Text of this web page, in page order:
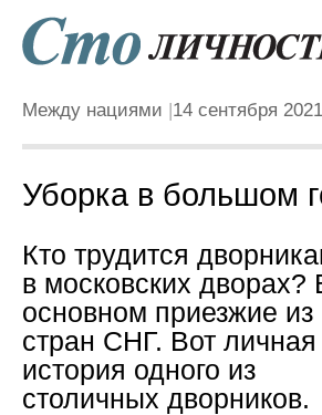
Между нациями 14 сентября
Уборка в большом
Кто трудится
в московских дворах?
основном приезжие из
стран СНГ. Вот личная
история одного из
столичных дворников.